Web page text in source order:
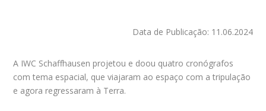
Data de Publicação: 11.06.2024
A IWC Schaffhausen projetou e doou quatro cronógrafos
com tema espacial, que viajaram ao espaço com a tripulação
e agora regressaram à Terra.